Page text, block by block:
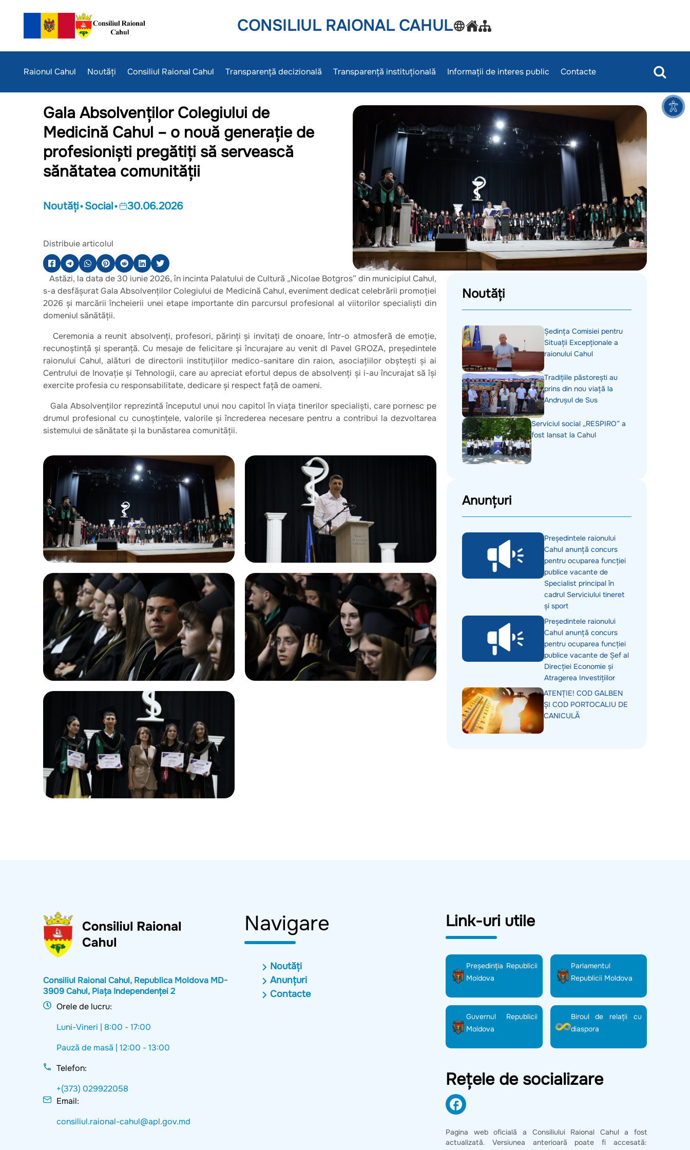
CONSILIUL RAIONAL CAHUL
Raionul Cahul Noutăți Consiliul Raional Cahul Transparență decizională Transparență instituțională Informații de interes public Contacte
Gala Absolvenților Colegiului de
Medicină Cahul – o nouă generație de
profesioniști pregătiți să servească
sănătatea comunității
Noutăți Social 30.06.2026
Distribuie articolul
Astăzi, la data de 30 iunie 2026, în incinta Palatului de Cultură „Nicolae Botgros” din municipiul Cahul,
s-a desfășurat Gala Absolvenților Colegiului de Medicină Cahul, eveniment dedicat celebrării promoției
2026 și marcării încheierii unei etape importante din parcursul profesional al viitorilor specialiști din
domeniul sănătății.
Ceremonia a reunit absolvenți, profesori, părinți și invitați de onoare, într-o atmosferă de emoție,
recunoștință și speranță. Cu mesaje de felicitare și încurajare au venit dl Pavel GROZA, președintele
raionului Cahul, alături de directorii instituțiilor medico-sanitare din raion, asociațiilor obștești și ai
Centrului de Inovație și Tehnologii, care au apreciat efortul depus de absolvenți și i-au încurajat să își
exercite profesia cu responsabilitate, dedicare și respect față de oameni.
Gala Absolvenților reprezintă începutul unui nou capitol în viața tinerilor specialiști, care pornesc pe
drumul profesional cu cunoștințele, valorile și încrederea necesare pentru a contribui la dezvoltarea
sistemului de sănătate și la bunăstarea comunității.
Noutăți
Ședința Comisiei pentru
Situații Excepționale a
raionului Cahul
Tradițiile păstorești au
prins din nou viață la
Andrușul de Sus
Serviciul social „RESPIRO” a
fost lansat la Cahul
Anunțuri
Președintele raionului
Cahul anunță concurs
pentru ocuparea funcției
publice vacante de
Specialist principal în
cadrul Serviciului tineret
și sport
Președintele raionului
Cahul anunță concurs
pentru ocuparea funcției
publice vacante de Șef al
Direcției Economie și
Atragerea Investițiilor
ATENȚIE! COD GALBEN
ȘI COD PORTOCALIU DE
CANICULĂ
Consiliul Raional Cahul, Republica Moldova MD-
3909 Cahul, Piața Independenței 2
Orele de lucru:
Luni-Vineri | 8:00 - 17:00
Pauză de masă | 12:00 - 13:00
Telefon:
+(373) 029922058
Email:
consiliul.raional-cahul@apl.gov.md
Navigare
Noutăți
Anunțuri
Contacte
Link-uri utile
Preşedinţia Republicii
Moldova
Parlamentul
Republicii Moldova
Guvernul Republicii
Moldova
Biroul de relații cu
diaspora
Rețele de socializare
Pagina web oficială a Consiliului Raional Cahul a fost
actualizată. Versiunea anterioară poate fi accesată: